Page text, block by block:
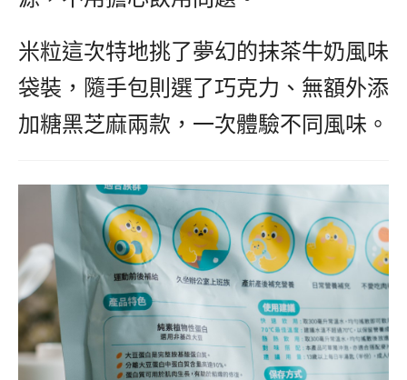
米粒這次特地挑了夢幻的抹茶牛奶風味
袋裝，隨手包則選了巧克力、無額外添
加糖黑芝麻兩款，一次體驗不同風味。